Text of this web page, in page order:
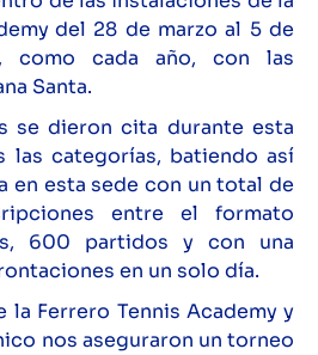
del 28 de marzo al 5 de
como cada año, con las
Santa.
se dieron cita durante esta
las categorías, batiendo así
en esta sede con un total de
entre el formato
600 partidos y con una
en un solo día.
la Ferrero Tennis Academy y
nos aseguraron un torneo